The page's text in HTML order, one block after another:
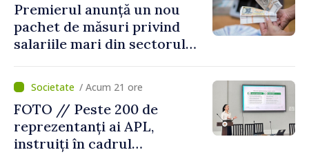
Premierul anunță un nou
pachet de măsuri privind
salariile mari din sectorul
/ Acum 21 ore
FOTO // Peste 200 de
reprezentanți ai APL,
instruiți în cadrul